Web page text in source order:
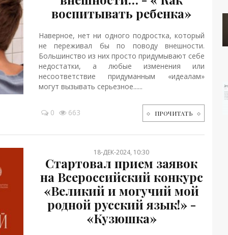
воспитывать ребенка»
Наверное, нет ни одного подростка, который
не переживал бы по поводу внешности.
Большинство из них просто придумывают себе
недостатки, а любые изменения или
несоответствие придуманным «идеалам»
могут вызывать серьезное......
0 663 ПРОЧИТАТЬ
18-ДЕК-2024, 10:30
Стартовал прием заявок
на Всероссийский конкурс
«Великий и могучий мой
родной русский язык!» -
«Кузюшка»